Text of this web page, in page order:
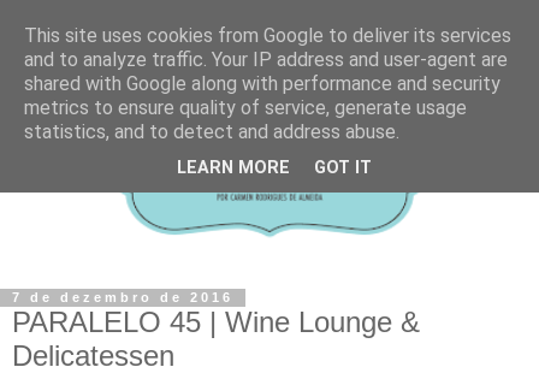
7 de dezembro de 2016
PARALELO 45 | Wine Lounge &
Delicatessen
This site uses cookies from Google to deliver its services
and to analyze traffic. Your IP address and user-agent are
shared with Google along with performance and security
metrics to ensure quality of service, generate usage
statistics, and to detect and address abuse.
LEARN MORE GOT IT